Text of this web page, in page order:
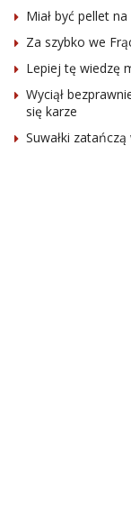
Miał być pellet
Za szybko we
Lepiej tę wiedzę
Wyciął
się karze
Suwałki